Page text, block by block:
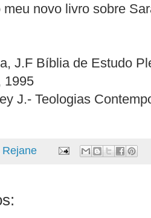
meu novo livro sobre
J.F Bíblia de Estudo
1995
J.- Teologias